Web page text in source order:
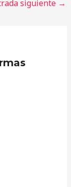
siguiente →